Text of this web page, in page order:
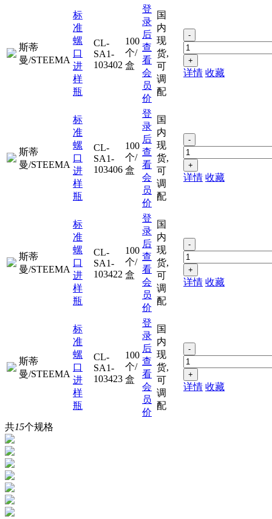
斯蒂
曼/STEEMA
标
准
螺
口
进
样
瓶
CL-
SA1-
103402
100
个/
盒
登
录
后
查
看
会
员
价
国
内
现
货,
可
调
配
-
+
详情 收藏
斯蒂
曼/STEEMA
标
准
螺
口
进
样
瓶
CL-
SA1-
103406
100
个/
盒
登
录
后
查
看
会
员
价
国
内
现
货,
可
调
配
-
+
详情 收藏
斯蒂
曼/STEEMA
标
准
螺
口
进
样
瓶
CL-
SA1-
103422
100
个/
盒
登
录
后
查
看
会
员
价
国
内
现
货,
可
调
配
-
+
详情 收藏
斯蒂
曼/STEEMA
标
准
螺
口
进
样
瓶
CL-
SA1-
103423
100
个/
盒
登
录
后
查
看
会
员
价
国
内
现
货,
可
调
配
-
+
详情 收藏
共15个规格